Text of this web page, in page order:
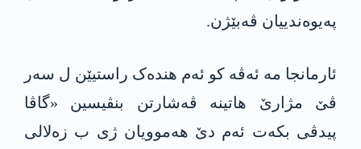
پەیوەندییان ڤەبێژن.
ئارمانجا مە ئەڤە کو ئەم ھندەک راستیێن ل سەر
ڤێ مژارێ ھاتینە ڤەشارتن بنڤیسین «گاڤا
پیدڤی بکەت ئەم دێ ھەموویان ژی ب زەلالی